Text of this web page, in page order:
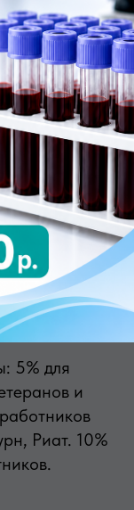
возраста,
по
времени, без
без отрыва
5% для
и
Риат. 10%